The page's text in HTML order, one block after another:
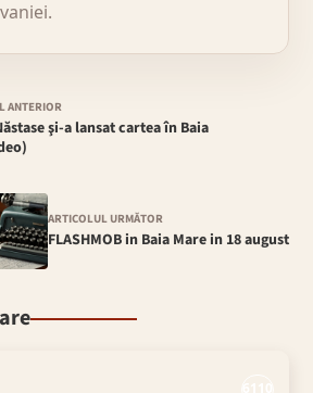
ANTERIOR
şi-a lansat cartea în Baia
ARTICOLUL URMĂTOR
FLASHMOB in Baia Mare in 18 august